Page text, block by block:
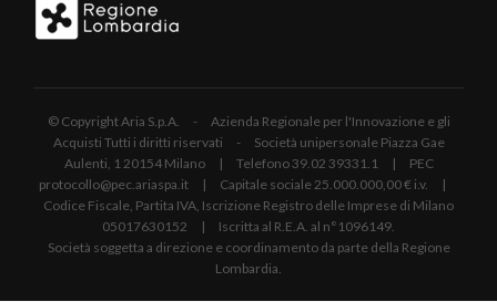
© Copyright Aria S.p.A. - Azienda Regionale per l'Innovazione e gli
Acquisti Tutti i diritti riservati - Società unipersonale Piazza Gae
Aulenti, 1 20154 Milano | Telefono 39.02 39331.1 | PEC
protocollo@pec.ariaspa.it | Capitale sociale 25.000.000,00 € i.v. |
Codice Fiscale, Partita IVA, Iscrizione Registro delle Imprese di Milano
05017630152 | Iscritta al R.E.A. al n°1096149.
Società soggetta a direzione e coordinamento da parte della Regione
Lombardia.